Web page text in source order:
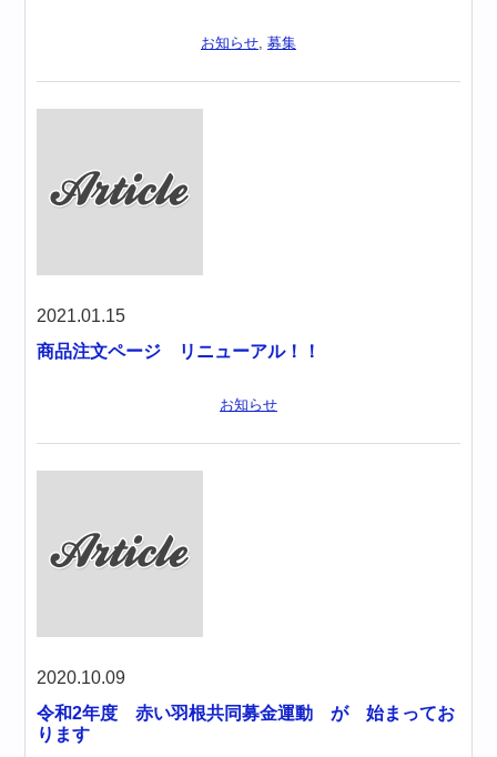
お知らせ 募集
2021.01.15
商品注文ページ リニューアル！！
お知らせ
2020.10.09
令和2年度 赤い羽根共同募金運動 が 始まってお
ります